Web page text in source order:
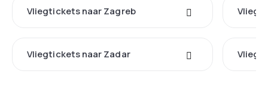
Vliegtickets naar Zagreb
Vliegtickets naar Zadar